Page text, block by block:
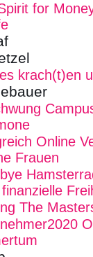
for
krach(t)en
Online
Frauen
The